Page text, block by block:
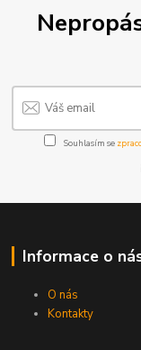
Souhlasím se
Informace o
O nás
Kontakty